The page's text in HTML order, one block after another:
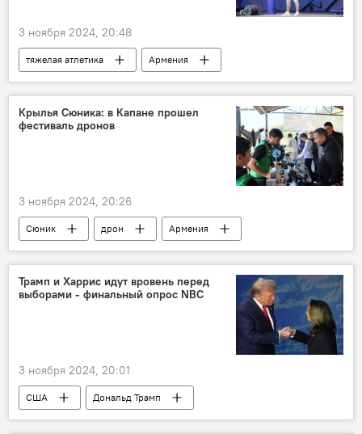
3 ноября 2024, 20:48
тяжелая атлетика
Армения
Новости Армения
Чемпионат Европы
Крылья Сюника: в Капане прошел
фестиваль дронов
3 ноября 2024, 20:26
Сюник дрон
Армения
Новости Армения
фестиваль
Трамп и Харрис идут вровень перед
выборами - финальный опрос NBC
3 ноября 2024, 20:01
США
Дональд Трамп
Камала Харрис
выборы